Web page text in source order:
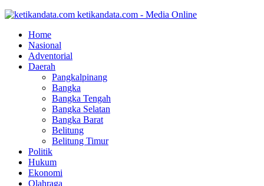
ketikandata.com - Media Online
Home
Nasional
Adventorial
Daerah
Pangkalpinang
Bangka
Bangka Tengah
Bangka Selatan
Bangka Barat
Belitung
Belitung Timur
Politik
Hukum
Ekonomi
Olahraga